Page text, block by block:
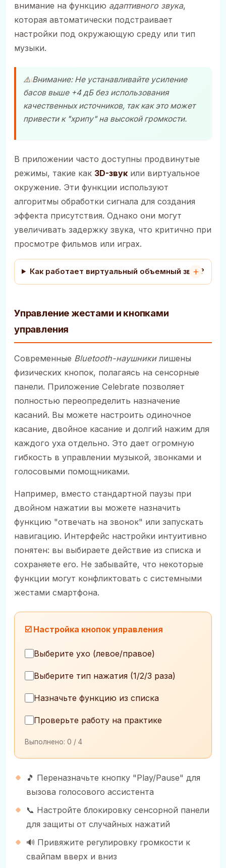
внимание на функцию адаптивного звука,
которая автоматически подстраивает
настройки под окружающую среду или тип
музыки.
⚠️ Внимание: Не устанавливайте усиление
басов выше +4 дБ без использования
качественных источников, так как это может
привести к "хрипу" на высокой громкости.
В приложении часто доступны продвинутые
режимы, такие как 3D-звук или виртуальное
окружение. Эти функции используют
алгоритмы обработки сигнала для создания
эффекта присутствия. Однако они могут
увеличивать задержку звука, что критично при
просмотре фильмов или играх.
Как работает виртуальный объемный звук?
Управление жестами и кнопками
управления
Современные Bluetooth-наушникилишены
физических кнопок, полагаясь на сенсорные
панели. Приложение Celebrate позволяет
полностью переопределить назначение
касаний. Вы можете настроить одиночное
касание, двойное касание и долгий нажим для
каждого уха отдельно. Это дает огромную
гибкость в управлении музыкой, звонками и
голосовыми помощниками.
Например, вместо стандартной паузы при
двойном нажатии вы можете назначить
функцию "отвечать на звонок" или запускать
навигацию. Интерфейс настройки интуитивно
понятен: вы выбираете действие из списка и
сохраняете его. Не забывайте, что некоторые
функции могут конфликтовать с системными
жестами смартфона.
☑️ Настройка кнопок управления
Выберите ухо (левое/правое)
Выберите тип нажатия (1/2/3 раза)
Назначьте функцию из списка
Проверьте работу на практике
Выполнено: 0 / 4
🎵 Переназначьте кнопку "Play/Pause" для
вызова голосового ассистента
📞 Настройте блокировку сенсорной панели
для защиты от случайных нажатий
🔊 Привяжите регулировку громкости к
свайпам вверх и вниз